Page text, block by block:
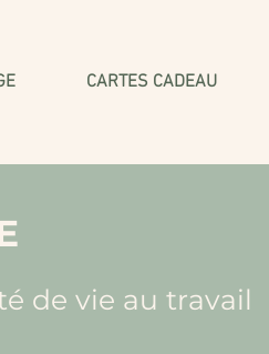
CARTES CADEAU
de vie au travail